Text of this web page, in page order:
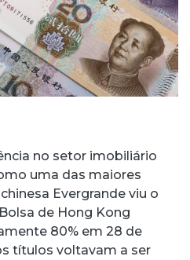
no setor imobiliário
uma das maiores
Evergrande viu o
de Hong Kong
80% em 28 de
títulos voltavam a ser